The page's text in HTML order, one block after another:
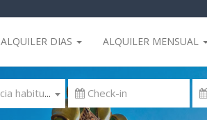
ALQUILER DIAS ALQUILER MENSUAL